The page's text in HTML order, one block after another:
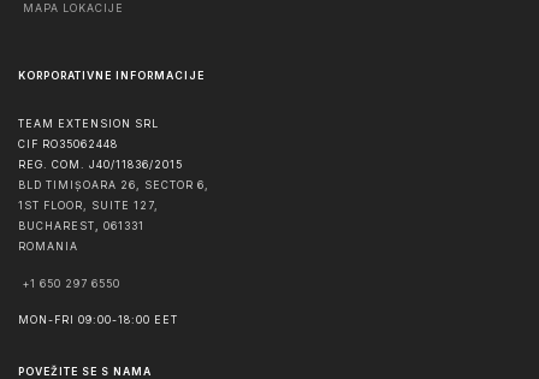
MAPA LOKACIJE
KORPORATIVNE INFORMACIJE
TEAM EXTENSION SRL
CIF RO35062448
REG. COM. J40/11836/2015
BLD TIMIȘOARA 26, SECTOR 6,
1ST FLOOR, SUITE 127,
BUCHAREST
061331
ROMANIA
+1 650 297 6550
MON-FRI 09:00-18:00 EET
POVEŽITE SE S NAMA